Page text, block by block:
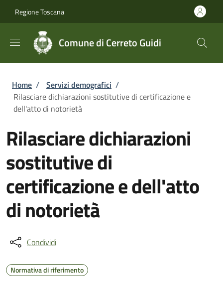
Regione Toscana
Comune di Cerreto Guidi
Briciole di pane
Home / Servizi demografici /
Rilasciare dichiarazioni sostitutive di certificazione e
dell'atto di notorietà
Rilasciare dichiarazioni
sostitutive di
certificazione e dell'atto
di notorietà
Condividi
Normativa di riferimento